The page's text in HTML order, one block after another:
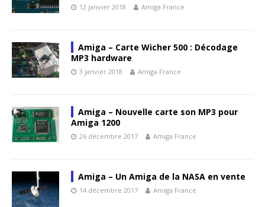
12 janvier 2018 Amiga France
Amiga – Carte Wicher 500 : Décodage
MP3 hardware
3 janvier 2018 Amiga France
Amiga – Nouvelle carte son MP3 pour
Amiga 1200
26 décembre 2017 Amiga France
Amiga – Un Amiga de la NASA en vente
14 décembre 2017 Amiga France